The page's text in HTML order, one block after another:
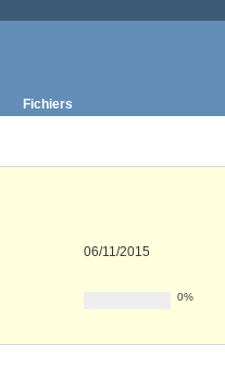
Fichiers
06/11/2015
0%